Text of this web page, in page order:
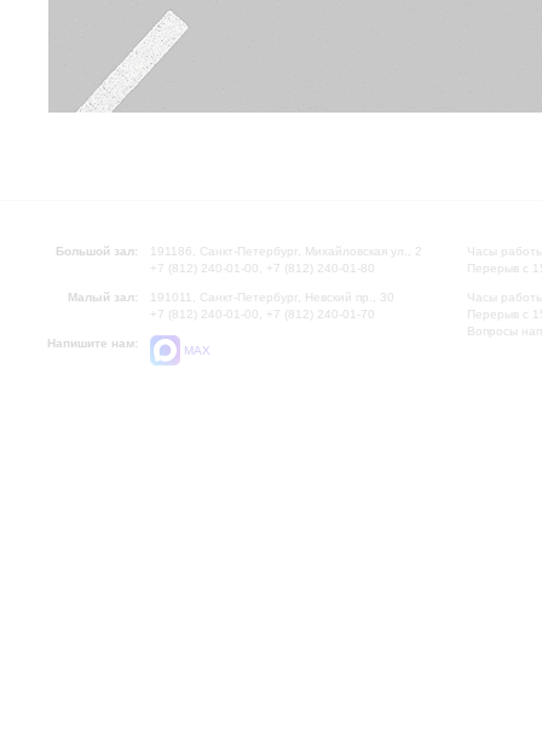
Большой зал:
191186, Санкт-Петербург, Михайловская ул., 2
+7 (812) 240-01-00, +7 (812) 240-01-80
Малый зал:
191011, Санкт-Петербург, Невский пр., 30
+7 (812) 240-01-00, +7 (812) 240-01-70
Напишите нам:
MAX
Часы
Перерыв с
Часы
Перерыв с
Вопросы